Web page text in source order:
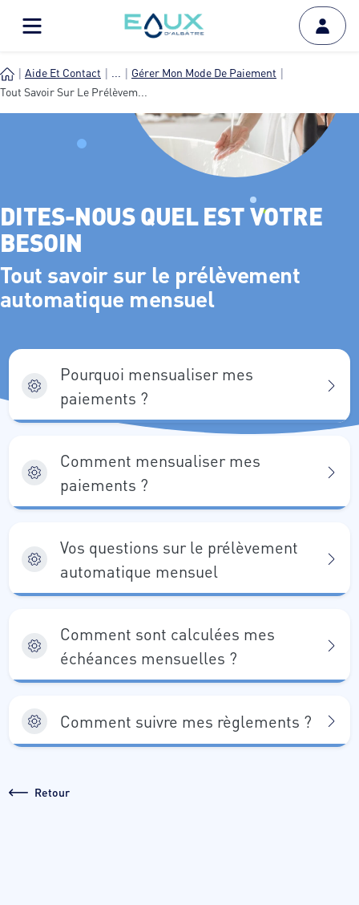
Aide Et Contact
Gérer Mon Mode De Paiement
Tout Savoir Sur Le Prélèvem...
DITES-NOUS QUEL EST VOTRE
BESOIN
Tout savoir sur le prélèvement
automatique mensuel
Pourquoi mensualiser mes
paiements ?
Comment mensualiser mes
paiements ?
Vos questions sur le prélèvement
automatique mensuel
Comment sont calculées mes
échéances mensuelles ?
Comment suivre mes règlements ?
Retour